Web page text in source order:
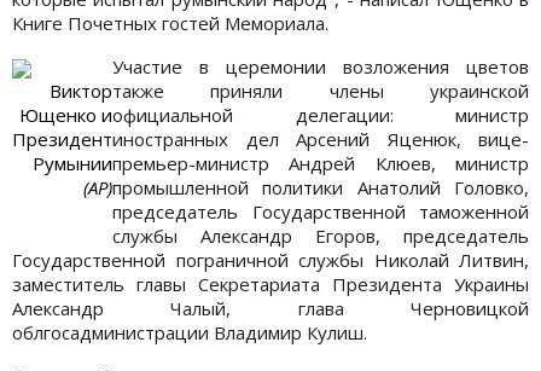
Книге Почетных гостей Мемориала.
Виктор
Ющенко и
Президент
Румынии
(АР)
Участие в церемонии возложения цветов
также приняли члены украинской
официальной делегации: министр
иностранных дел Арсений Яценюк, вице-
премьер-министр Андрей Клюев, министр
промышленной политики Анатолий Головко,
председатель Государственной таможенной
службы Александр Егоров, председатель
Государственной пограничной службы Николай Литвин,
заместитель главы Секретариата Президента Украины
Александр Чалый, глава Черновицкой
облгосадминистрации Владимир Кулиш.